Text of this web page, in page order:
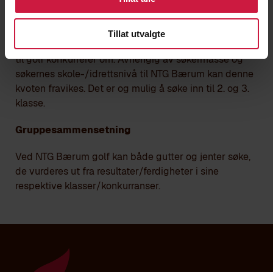
Tillat utvalgte
NTG’s generelle inntaksreglement
til golf ved NTG bærum
Golf er tildelt 6 plasser ved NTG Bærum som søkerne
til golf konkurrerer om. Avhengig av søkermasse og
søkernes skole-/idrettsnivå til NTG Bærum kan denne
kvoten fravikes. Det er og mulig å søke inn til 2. og 3.
klasse.
Gruppesammensetning
Ved NTG Bærum golf kan både gutter og jenter søke,
de vurderes ut fra resultater/ferdigheter i sine
respektive klasser/konkurranser.